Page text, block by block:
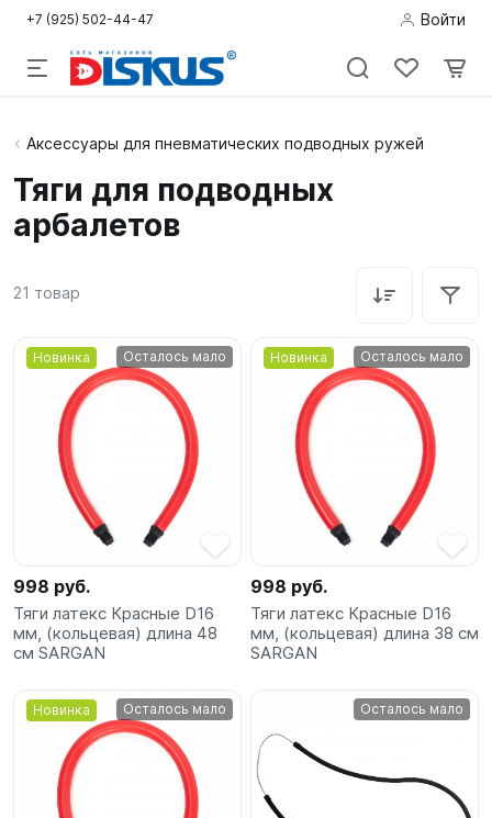
+7 (925) 502-44-47 Войти
Подводная
Дайвинг
Пляж
Фридайвинг
Детям
Бассейн
SUP-
сёрфинг
Подарочные
Карты
Акции
Аксессуары для пневматических подводных ружей
Тяги для подводных
арбалетов
21 товар
Новинка Осталось мало
998 руб.
Тяги латекс Красные D16
мм, (кольцевая) длина 48
см SARGAN
Новинка Осталось мало
998 руб.
Тяги латекс Красные D16
мм, (кольцевая) длина 38 см
SARGAN
Новинка Осталось мало Осталось мало